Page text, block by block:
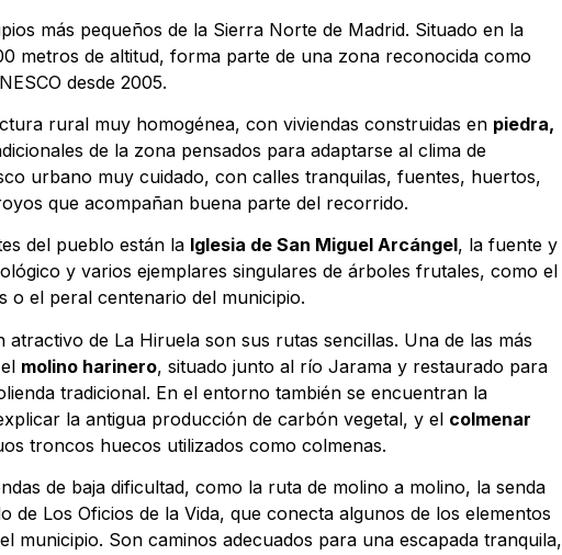
más pequeños de la Sierra Norte de Madrid. Situado en la
metros de altitud, forma parte de una zona reconocida como
desde 2005.
rural muy homogénea, con viviendas construidas en piedra,
de la zona pensados para adaptarse al clima de
urbano muy cuidado, con calles tranquilas, fuentes, huertos,
que acompañan buena parte del recorrido.
del pueblo están la Iglesia de San Miguel Arcángel, la fuente y
y varios ejemplares singulares de árboles frutales, como el
o el peral centenario del municipio.
de La Hiruela son sus rutas sencillas. Una de las más
molino harinero, situado junto al río Jarama y restaurado para
tradicional. En el entorno también se encuentran la
la antigua producción de carbón vegetal, y el colmenar
troncos huecos utilizados como colmenas.
de baja dificultad, como la ruta de molino a molino, la senda
de Los Oficios de la Vida, que conecta algunos de los elementos
municipio. Son caminos adecuados para una escapada tranquila,